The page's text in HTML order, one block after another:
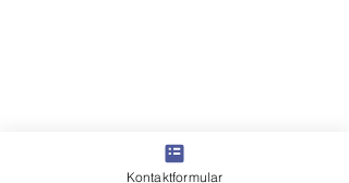
Kontaktformular